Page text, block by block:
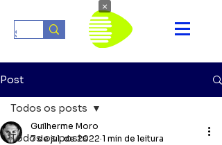
Post
Todos os posts
Todos os posts
Guilherme Moro
7 de jul. de 2022 1 min de leitura
×